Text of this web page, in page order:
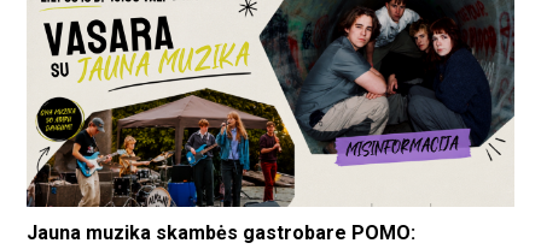
Jauna muzika skambės gastrobare POMO: